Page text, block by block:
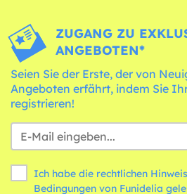
ZUGANG ZU
ANGEBOTEN*
Seien Sie der Erste, der von
Angeboten erfährt, indem Sie
registrieren!
Ich habe die rechtlichen
Bedingungen